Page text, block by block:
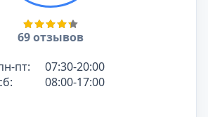
69 отзывов
пт:
07:30-20:00
08:00-17:00